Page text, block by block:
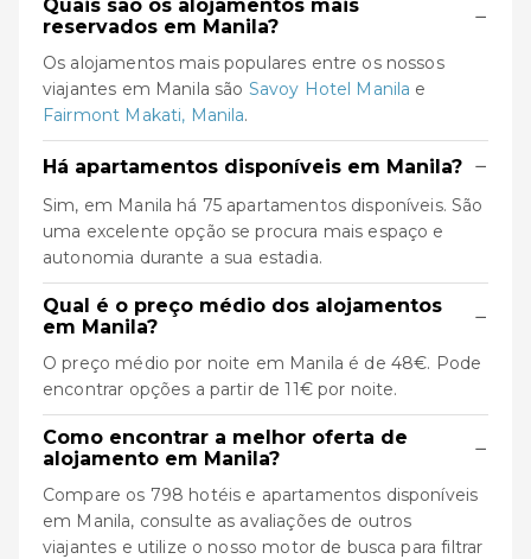
Quais são os alojamentos mais
reservados em Manila?
−
Os alojamentos mais populares entre os nossos
viajantes em Manila são Savoy Hotel Manila e
Fairmont Makati, Manila.
Há apartamentos disponíveis em Manila? −
Sim, em Manila há 75 apartamentos disponíveis. São
uma excelente opção se procura mais espaço e
autonomia durante a sua estadia.
Qual é o preço médio dos alojamentos
em Manila?
−
O preço médio por noite em Manila é de 48€. Pode
encontrar opções a partir de 11€ por noite.
Como encontrar a melhor oferta de
alojamento em Manila?
−
Compare os 798 hotéis e apartamentos disponíveis
em Manila, consulte as avaliações de outros
viajantes e utilize o nosso motor de busca para filtrar